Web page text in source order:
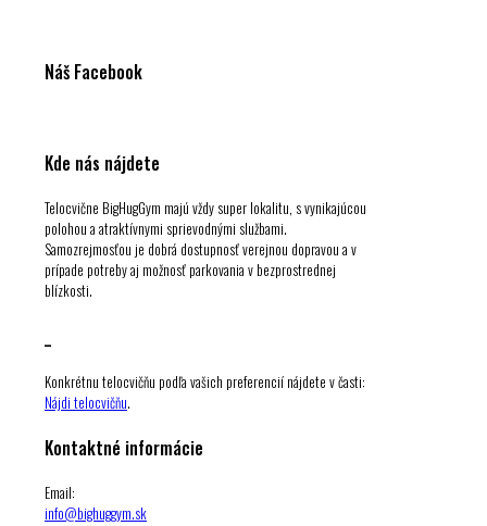
Náš Facebook
Kde nás nájdete
Telocvične BigHugGym majú vždy super lokalitu, s vynikajúcou
polohou a atraktívnymi sprievodnými službami.
Samozrejmosťou je dobrá dostupnosť verejnou dopravou a v
prípade potreby aj možnosť parkovania v bezprostrednej
blízkosti.
Konkrétnu telocvičňu podľa vašich preferencií nájdete v časti:
Nájdi telocvičňu.
Kontaktné informácie
Email:
info@bighuggym.sk